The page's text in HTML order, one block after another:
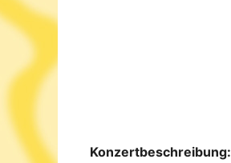
Konzertbeschreibung: